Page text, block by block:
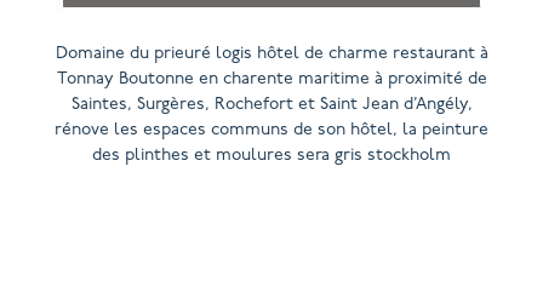
Domaine du prieuré logis hôtel de charme restaurant à
Tonnay Boutonne en charente maritime à proximité de
Saintes, Surgères, Rochefort et Saint Jean d’Angély,
rénove les espaces communs de son hôtel, la peinture
des plinthes et moulures sera gris stockholm